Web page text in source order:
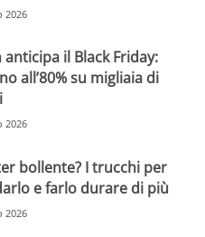
2026
anticipa il Black Friday:
all’80% su migliaia di
2026
bollente? I trucchi per
e farlo durare di più
2026